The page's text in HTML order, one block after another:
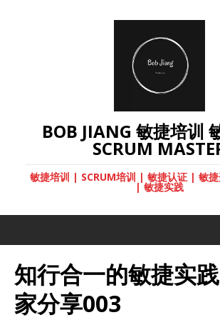
BOB JIANG 敏捷培训
SCRUM
敏捷培训 | SCRUM培训 | 敏捷认证 | 敏
| 敏捷实践
知行合一的敏捷实
家分享003